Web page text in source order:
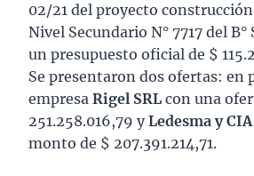
02/21 del proyecto construcción
Nivel Secundario N° 7717 del
un presupuesto oficial de $
Se presentaron dos ofertas: en
empresa Rigel SRL con una
251.258.016,79 yLedesma y
monto de $ 207.391.214,71.